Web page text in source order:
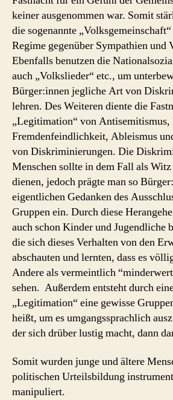
keiner ausgenommen war. Somit
die sogenannte
Regime gegenüber Sympathien und
Ebenfalls benutzen die
auch „Volkslieder“ etc., um
Bürger:innen jegliche Art von
lehren. Des Weiteren diente die
„Legitimation“ von Antisemitismus,
Fremdenfeindlichkeit, Ableismus
von Diskriminierungen. Die
Menschen sollte in dem Fall als
dienen, jedoch prägte man so
eigentlichen Gedanken des
Gruppen ein. Durch diese
auch schon Kinder und Jugendliche
die sich dieses Verhalten von den
abschauten und lernten, dass es
Andere als vermeintlich
sehen. Außerdem entsteht durch
„Legitimation“ eine gewisse
heißt, um es umgangssprachlich
der sich drüber lustig macht, dann
Somit wurden junge und ältere
politischen Urteilsbildung
manipuliert.